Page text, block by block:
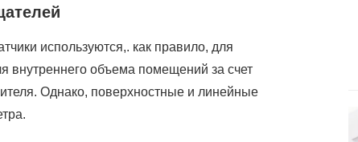
используются,. как правило, для
внутреннего объема помещений за счет
Однако, поверхностные и линейные